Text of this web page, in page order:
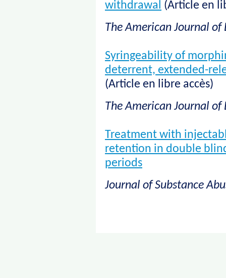
withdrawal (Article en
The American Journal
Syringeability of
deterrent, extended-
(Article en libre accès)
The American Journal
Treatment with
retention in double
periods
Journal of Substance